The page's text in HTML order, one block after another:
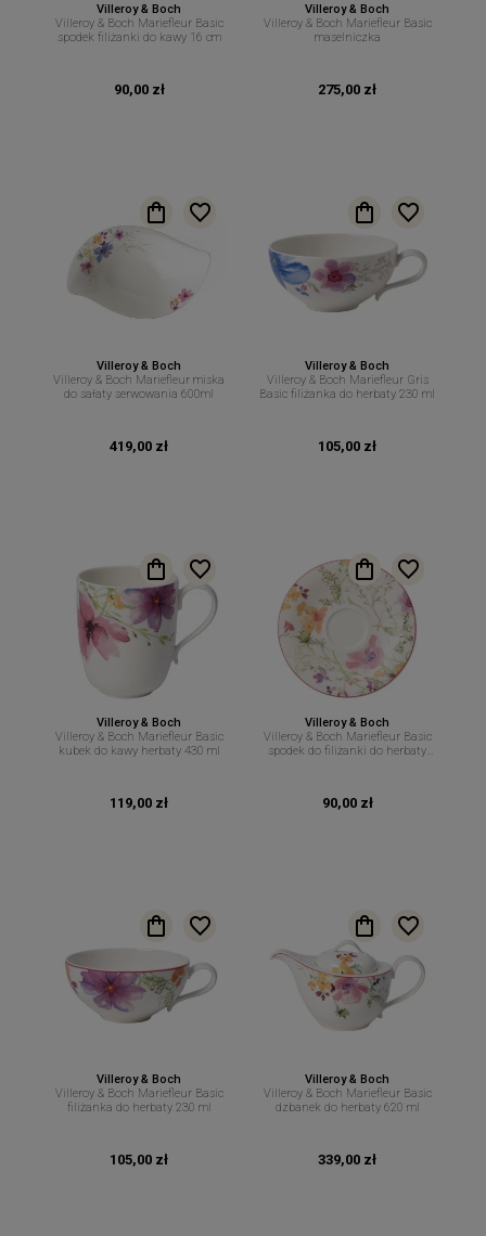
Villeroy & Boch
Villeroy & Boch Mariefleur Basic
spodek filiżanki do kawy 16 cm
90,00 zł
Villeroy & Boch
Villeroy & Boch Mariefleur Basic
maselniczka
275,00 zł
Villeroy & Boch
Villeroy & Boch Mariefleur miska
do sałaty serwowania 600ml
419,00 zł
Villeroy & Boch
Villeroy & Boch Mariefleur Gris
Basic filiżanka do herbaty 230 ml
105,00 zł
Villeroy & Boch
Villeroy & Boch Mariefleur Basic
kubek do kawy herbaty 430 ml
119,00 zł
Villeroy & Boch
Villeroy & Boch Mariefleur Basic
spodek do filiżanki do herbaty
90,00 zł
Villeroy & Boch
Villeroy & Boch Mariefleur Basic
filiżanka do herbaty 230 ml
105,00 zł
Villeroy & Boch
Villeroy & Boch Mariefleur Basic
dzbanek do herbaty 620 ml
339,00 zł